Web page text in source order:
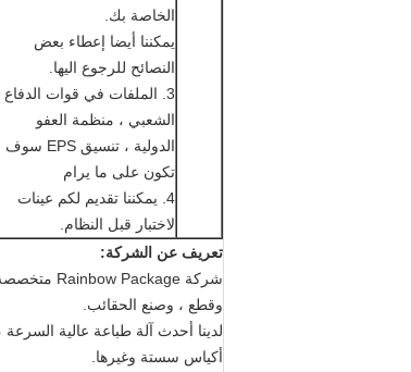
الخاصة بك.
يمكننا أيضا إعطاء بعض
النصائح للرجوع اليها.
3. الملفات في قوات الدفاع
الشعبي ، منظمة العفو
الدولية ، تنسيق EPS سوف
تكون على ما يرام
4. يمكننا تقديم لكم عينات
لاختبار قبل النظام.
تعريف عن الشركة:
شركة Rainbow Package متخصصة في العبوات البلاستيكية المرنة.
وقطع ، وصنع الحقائب.
أكياس سستة وغيرها.